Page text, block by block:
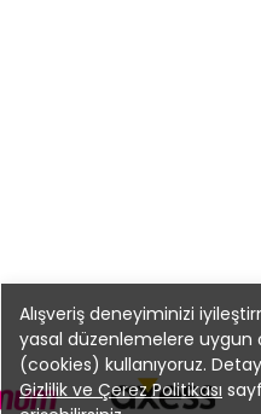
Alışveriş deneyiminizi
yasal düzenlemelere uygun
(cookies) kullanıyoruz.
Gizlilik ve Çerez Politikası